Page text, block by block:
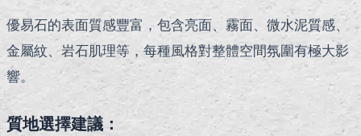
優易石的表面質感豐富，包含亮面、霧面、微水泥質感、
金屬紋、岩石肌理等，每種風格對整體空間氛圍有極大影
響。
質地選擇建議：